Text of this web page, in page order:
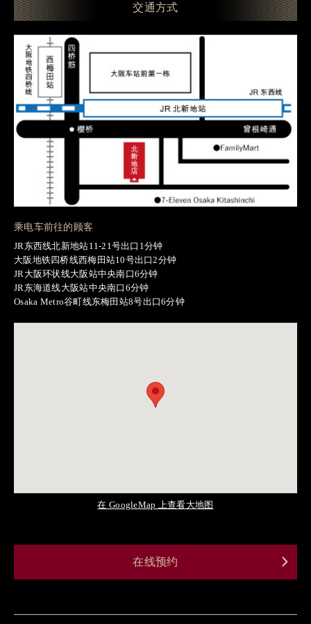
交通方式
乘电车前往的顾客
JR东西线北新地站11-21号出口1分钟
大阪地铁四桥线西梅田站10号出口2分钟
JR大阪环状线大阪站中央南口6分钟
JR东海道线大阪站中央南口6分钟
Osaka Metro谷町线东梅田站8号出口6分钟
在 GoogleMap 上查看大地图
在线预约